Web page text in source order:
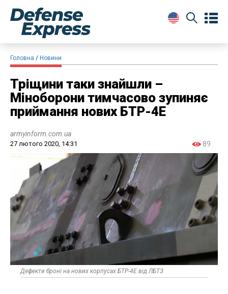
Головна Новини
Тріщини таки знайшли –
Міноборони тимчасово зупиняє
приймання нових БТР-4Е
armyinform.com.ua
27 лютого 2020, 14:31 89
Дефекти броні на нових корпусах БТР-4Е від ЛБТЗ